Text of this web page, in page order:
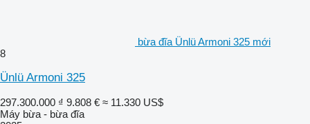
bừa đĩa Ünlü Armoni 325 mới
8
Ünlü Armoni 325
297.300.000 ₫ 9.808 € ≈ 11.330 US$
Máy bừa - bừa đĩa